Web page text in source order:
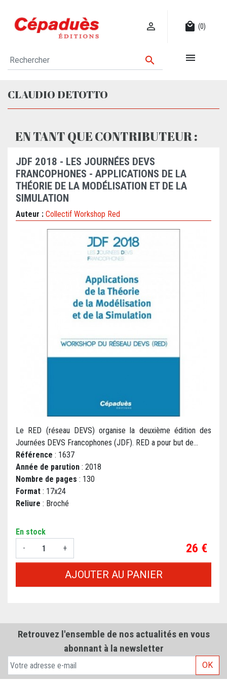
 local_mall (0)
 
CLAUDIO DETOTTO
EN TANT QUE CONTRIBUTEUR :
JDF 2018 - LES JOURNÉES DEVS
FRANCOPHONES - APPLICATIONS DE LA
THÉORIE DE LA MODÉLISATION ET DE LA
SIMULATION
Auteur : Collectif Workshop Red
Le RED (réseau DEVS) organise la deuxième édition des
Journées DEVS Francophones (JDF). RED a pour but de...
Référence : 1637
Année de parution : 2018
Nombre de pages : 130
Format : 17x24
Reliure : Broché
En stock
-
+ Prix
26 €
AJOUTER AU PANIER
Retrouvez l'ensemble de nos actualités en vous
abonnant à la newsletter
OK